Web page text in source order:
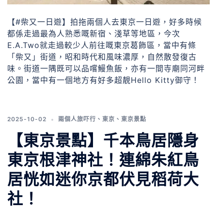
【#柴又一日遊】拍拖兩個人去東京一日遊，好多時候
都係走過最為人熟悉嘅新宿、淺草等地區，今次
E.A.Two就走過較少人前往嘅東京葛飾區，當中有條
「柴又」街道，昭和時代和風味濃厚，自然散發復古
味。街道一隅既可以品嚐鰻魚飯，亦有一間寺廟同河畔
公園，當中有一個地方有好多超靚Hello Kitty御守！
2025-10-02 兩個人旅吓行 、 東京 、 東京景點
【東京景點】千本鳥居隱身
東京根津神社！連綿朱紅鳥
居恍如迷你京都伏見稻荷大
社！